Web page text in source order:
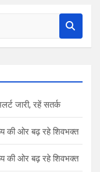
जारी, रहें सतर्क
की ओर बढ़ रहे शिवभक्त
की ओर बढ़ रहे शिवभक्त